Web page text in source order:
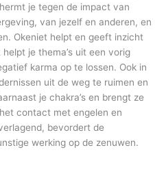
je tegen de impact van
van jezelf en anderen, en
Okeniet helpt en geeft inzicht
je thema’s uit een vorig
karma op te lossen. Ook in
uit de weg te ruimen en
je chakra’s en brengt ze
contact met engelen en
bevordert de
werking op de zenuwen.